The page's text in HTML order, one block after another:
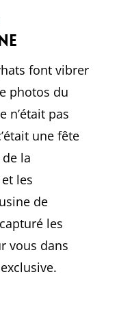
font vibrer
photos du
n’était pas
une fête
la
les
de
les
vous dans